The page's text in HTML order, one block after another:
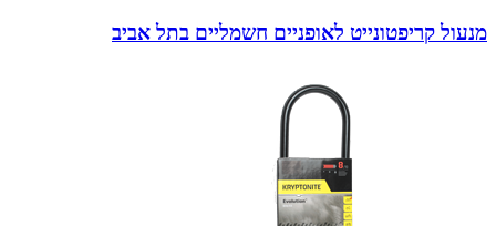
מנעול קריפטונייט לאופניים חשמליים בתל אביב